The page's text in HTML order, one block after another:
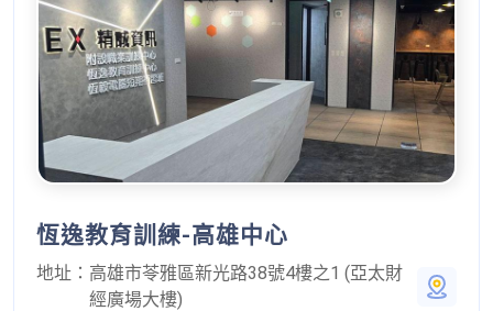
恆逸教育訓練-高雄中心
地址： 高雄市苓雅區新光路38號4樓之1 (亞太財
經廣場大樓)